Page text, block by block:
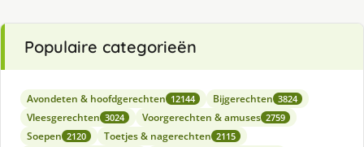
Populaire categorieën
Avondeten & hoofdgerechten 12144 Bijgerechten 3824
Vleesgerechten 3024 Voorgerechten & amuses 2759
Soepen 2120 Toetjes & nagerechten 2115